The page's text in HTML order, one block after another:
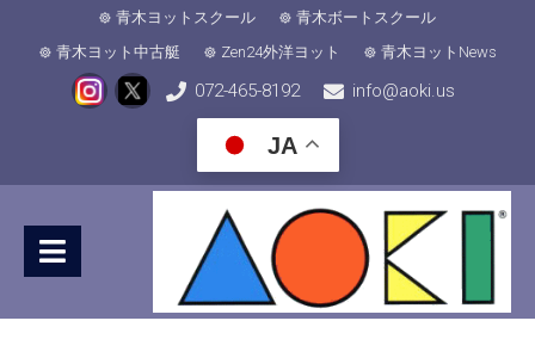
青木ヨットスクール
青木ボートスクール
青木ヨット中古艇
Zen24外洋ヨット 青木ヨットNews
072-465-8192 info@aoki.us
JA